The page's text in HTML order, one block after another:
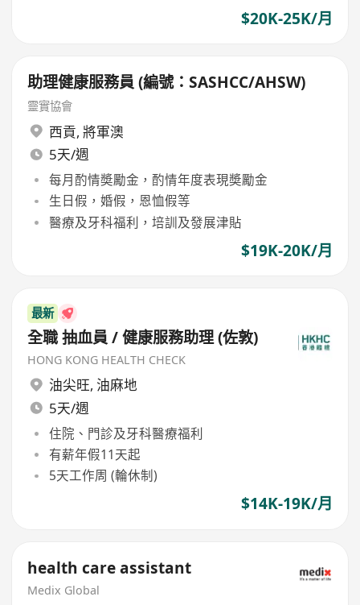
$20K-25K/月
助理健康服務員 (編號：SASHCC/AHSW)
靈實協會
西貢, 將軍澳
5天/週
每月酌情奬勵金，酌情年度表現奬勵金
生日假，婚假，恩恤假等
醫療及牙科福利，培訓及發展津貼
$19K-20K/月
最新
全職 抽血員 / 健康服務助理 (佐敦)
HONG KONG HEALTH CHECK
油尖旺, 油麻地
5天/週
住院、門診及牙科醫療福利
有薪年假11天起
5天工作周 (輪休制)
$14K-19K/月
health care assistant
Medix Global